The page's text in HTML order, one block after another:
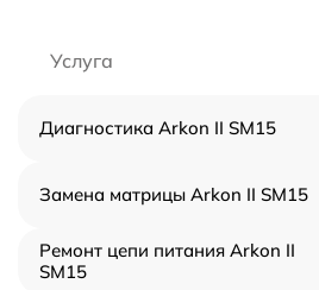
Услуга
Диагностика Arkon II SM15
Замена матрицы Arkon II SM15
Ремонт цепи питания Arkon II
SM15